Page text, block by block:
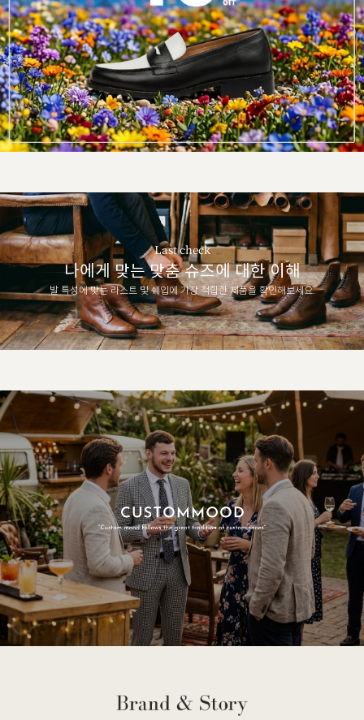
Last check
나에게 맞는 맞춤 슈즈에 대한 이해
발 특성에 맞는 라스트 및 쉐입에 가장 적합한 제품을 확인해보세요.